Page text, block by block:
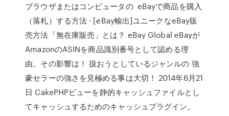
ブラウザまたはコンピュータの eBayで商品を購入
（落札）する方法 · [eBay輸出]ユニークなeBay販
売方法「無在庫販売」とは？ eBay Global eBayが
AmazonのASINを商品識別番号として認める理
由。その影響は！ 扱おうとしているジャンルの 強
豪セラーの強さを見極める事は大切！ 2014年6月21
日 CakePHPビューを静的キャッシュファイルとし
てキャッシュするためのキャッシュプラグイン。